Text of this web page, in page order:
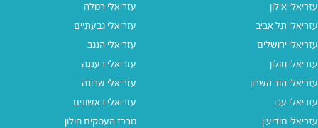
עזריאלי אילון
עזריאלי תל אביב
עזריאלי ירושלים
עזריאלי חולון
עזריאלי הוד השרון
עזריאלי עכו
עזריאלי מודיעין
עזריאלי רמלה
עזריאלי גבעתיים
עזריאלי הנגב
עזריאלי רעננה
עזריאלי שרונה
עזריאלי ראשונים
מרכז העסקים חולון